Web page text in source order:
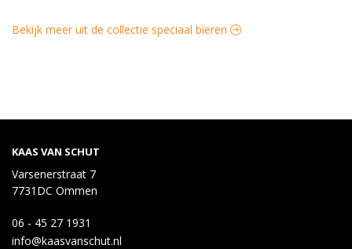
Bekijk meer uit de collectie speciaal bieren
KAAS VAN SCHUT
Varsenerstraat 7
7731DC Ommen
06 - 45 27 1931
info@kaasvanschut.nl